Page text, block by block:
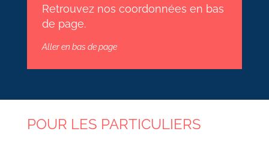
Retrouvez nos coordonnées en bas
de page.
Aller en bas de page
POUR LES PARTICULIERS